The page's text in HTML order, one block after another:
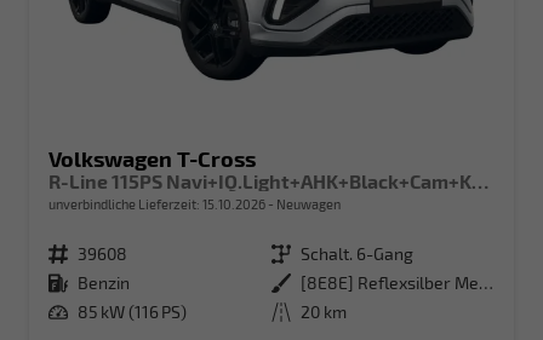
Volkswagen T-Cross
R-Line 115PS Navi+IQ.Light+AHK+Black+Cam+Keyless+GV5+Side+Climatronic
unverbindliche Lieferzeit: 15.10.2026 Neuwagen
Fahrzeugnr. 39608 Getriebe Schalt. 6-Gang
Kraftstoff Benzin Außenfarbe
[8E8E] Reflexsilber Metallic
Leistung 85 kW (116 PS) Kilometerstand 20 km